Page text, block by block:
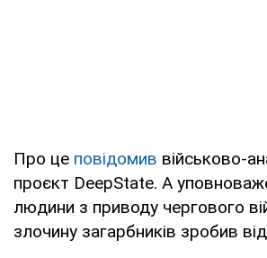
Про це повідомив військово-
проєкт DeepState. А
людини з приводу чергового
злочину загарбників зробив